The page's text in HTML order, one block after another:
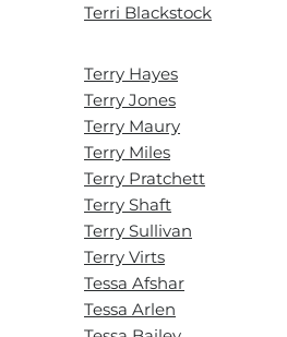
Terri Blackstock
Terry Hayes
Terry Jones
Terry Maury
Terry Miles
Terry Pratchett
Terry Shaft
Terry Sullivan
Terry Virts
Tessa Afshar
Tessa Arlen